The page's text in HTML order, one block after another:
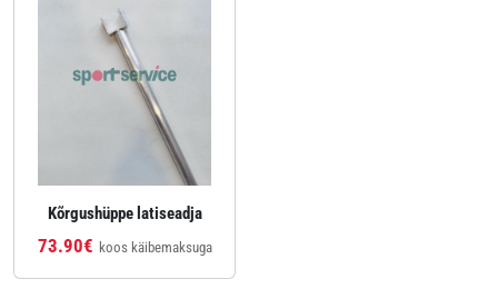
Kõrgushüppe latiseadja
73.90€ koos käibemaksuga